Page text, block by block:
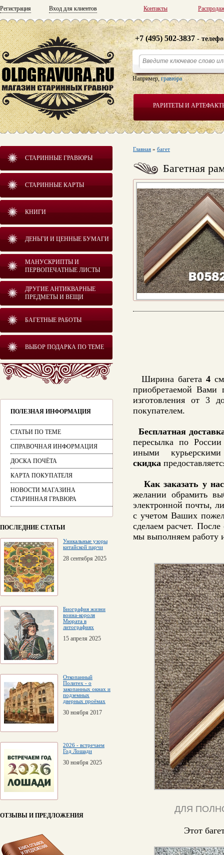
Регистрация Вход для клиентов Контакты
РАРИТЕТЫ И
+7 (495) 502-3837 -
Например,гравюра
СТАРИННЫЕ ГРАВЮРЫ
СТАРИННЫЕ КАРТЫ
КНИГИ
ДЕНЬГИ И ЦЕННЫЕ БУМАГИ
МАНУСКРИПТЫ И
ПЕРВОПЕЧАТНЫЕ ЛИСТЫ
ДРУГИЕ АНТИКВАРНЫЕ
ПРЕДМЕТЫ И ВЕЩИ
БАГЕТНЫЕ РАБОТЫ
ВЫБОР ПОДАРКА ПО ТЕМЕ
ПОЛЕЗНАЯ ИНФОРМАЦИЯ
СТАТЬИ ПО ТЕМЕ
СПРАВОЧНАЯ ИНФОРМАЦИЯ
ДОСКА ПОЧЁТА
КАРТА ПОКУПАТЕЛЯ
НОВОСТИ МАГАЗИНА
СТАРИННАЯ ГРАВЮРА
ПОСЛЕДНИЕ СТАТЬИ
Уникальные узоры
китайской парчи
28 сентября 2025
Биография жизни
воина-короля
Мюрата в
литографиях
15 апреля 2025
Откопанный
Политех - о
закопанных окнах и
подземных
дверных проёмах
30 ноября 2017
2026 - встречаем
Год Лошади
30 ноября 2025
ОТЗЫВЫ И ПРЕДЛОЖЕНИЯ
Главная » багет
Багетная
Ширина багета4
приобретаемой Вами
изготовления от 3
покупателем.
Бесплатная
пересылка по
иными
скидка
Как заказать у
желании обрамить
электронной почты,
с учетом Ваших
сделаем расчет.
мы выполняем работу
ДЛЯ
Этот